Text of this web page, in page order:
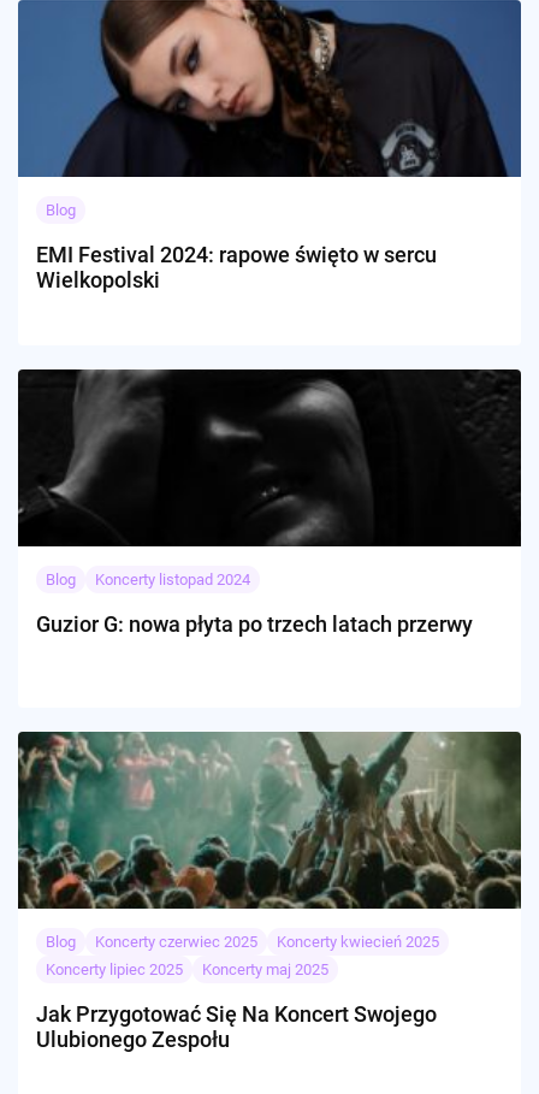
Blog
EMI Festival 2024: rapowe święto w sercu
Wielkopolski
Blog Koncerty listopad 2024
Guzior G: nowa płyta po trzech latach przerwy
Blog Koncerty czerwiec 2025
Koncerty kwiecień 2025
Koncerty lipiec 2025
Koncerty maj 2025
Jak Przygotować Się Na Koncert Swojego
Ulubionego Zespołu